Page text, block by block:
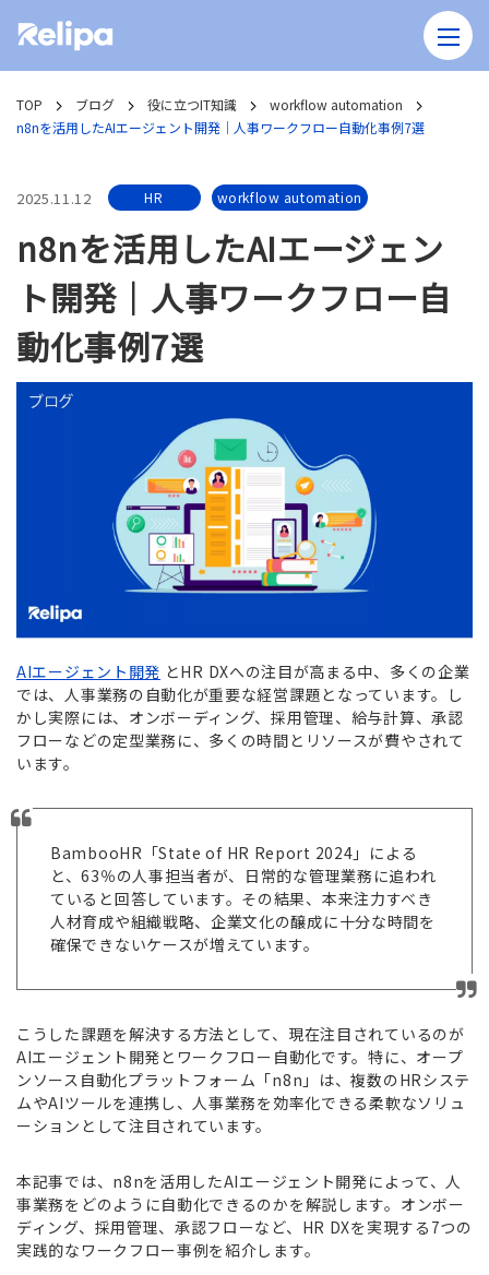
TOP ブログ 役に立つIT知識
workflow automation
n8nを活用したAIエージェント開発｜人事ワークフロー自動化事例7選
2025.11.12 HR workflow automation
n8nを活用したAIエージェン
ト開発｜人事ワークフロー自
動化事例7選
AIエージェント開発 とHR DXへの注目が高まる中、多くの企業
では、人事業務の自動化が重要な経営課題となっています。し
かし実際には、オンボーディング、採用管理、給与計算、承認
フローなどの定型業務に、多くの時間とリソースが費やされて
います。
BambooHR「State of HR Report 2024」による
と、63％の人事担当者が、日常的な管理業務に追われ
ていると回答しています。その結果、本来注力すべき
人材育成や組織戦略、企業文化の醸成に十分な時間を
確保できないケースが増えています。
こうした課題を解決する方法として、現在注目されているのが
AIエージェント開発とワークフロー自動化です。特に、オープ
ンソース自動化プラットフォーム「n8n」は、複数のHRシステ
ムやAIツールを連携し、人事業務を効率化できる柔軟なソリュ
ーションとして注目されています。
本記事では、n8nを活用したAIエージェント開発によって、人
事業務をどのように自動化できるのかを解説します。オンボー
ディング、採用管理、承認フローなど、HR DXを実現する7つの
実践的なワークフロー事例を紹介します。